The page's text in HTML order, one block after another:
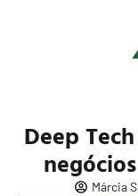
Deep
Márcia